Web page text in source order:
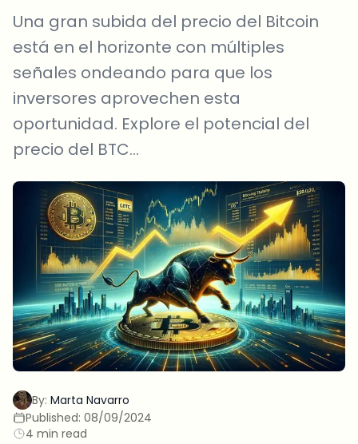
Una gran subida del precio del Bitcoin
está en el horizonte con múltiples
señales ondeando para que los
inversores aprovechen esta
oportunidad. Explore el potencial del
precio del BTC...
By: Marta Navarro
Published: 08/09/2024
4 min read